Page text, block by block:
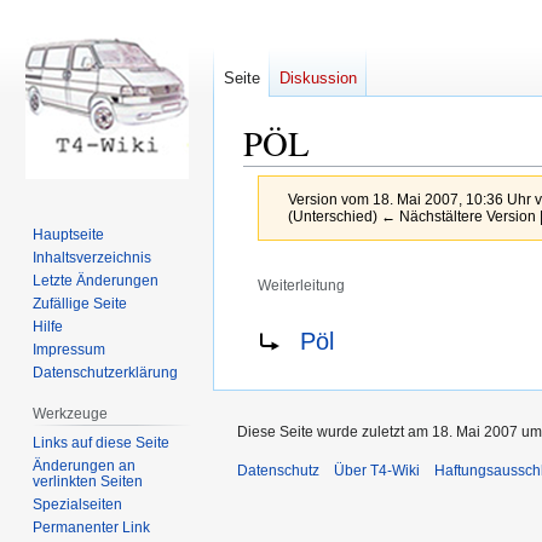
PÖL
Version vom 18. Mai 2007, 10:36 Uhr
(Unterschied) ← Nächstältere Version
Weiterleitung
Navigation
Suche
Weiterleitung nach:
Pöl
Seite Diskussion
Hauptseite
Inhaltsverzeichnis
Letzte Änderungen
Zufällige Seite
Hilfe
Impressum
Datenschutzerklärung
Werkzeuge
Links auf diese Seite
Änderungen an
verlinkten Seiten
Spezialseiten
Permanenter Link
Diese Seite wurde zuletzt am 18. Mai 2007
Datenschutz Über T4-Wiki